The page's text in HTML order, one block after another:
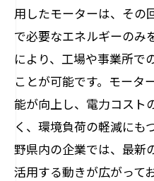
用したモーターは、その
で必要なエネルギーのみ
により、工場や事業所で
ことが可能です。モータ
能が向上し、電力コスト
く、環境負荷の軽減にも
野県内の企業では、最新
活用する動きが広がって